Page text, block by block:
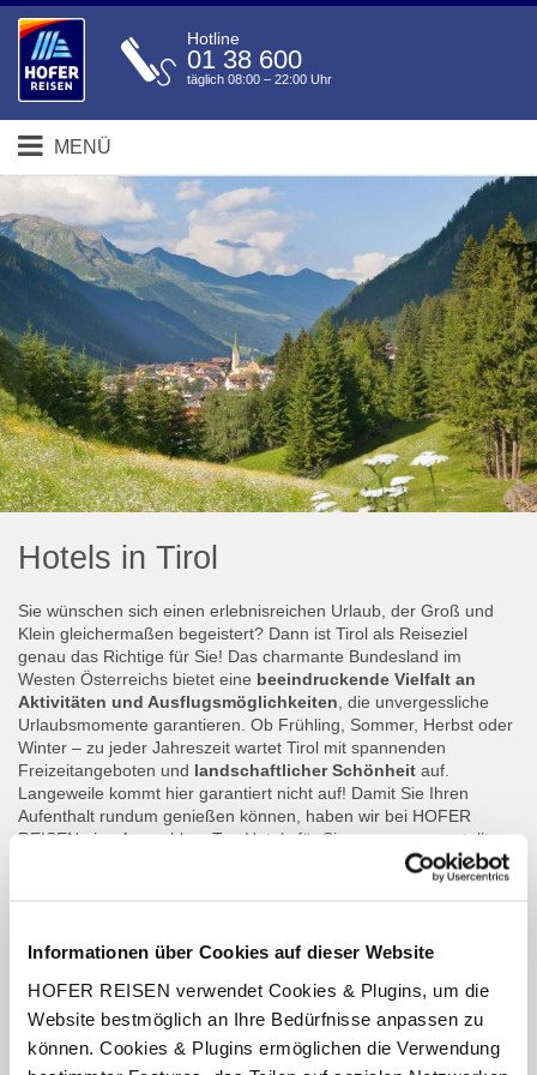
Informationen über Cookies auf dieser Website
HOFER REISEN verwendet Cookies & Plugins, um die
Website bestmöglich an Ihre Bedürfnisse anpassen zu
können. Cookies & Plugins ermöglichen die Verwendung
Hotline
01 38 600
täglich 08:00 – 22:00 Uhr
MENÜ
Hotels in Tirol
Sie wünschen sich einen erlebnisreichen Urlaub, der Groß und
Klein gleichermaßen begeistert? Dann ist Tirol als Reiseziel
genau das Richtige für Sie! Das charmante Bundesland im
Westen Österreichs bietet eine beeindruckende Vielfalt an
Aktivitäten und Ausflugsmöglichkeiten , die unvergessliche
Urlaubsmomente garantieren. Ob Frühling, Sommer, Herbst oder
Winter – zu jeder Jahreszeit wartet Tirol mit spannenden
Freizeitangeboten und landschaftlicher Schönheit auf.
Langeweile kommt hier garantiert nicht auf! Damit Sie Ihren
Aufenthalt rundum genießen können, haben wir bei HOFER
REISEN eine Auswahl an Top Hotels für Sie zusammengestellt.
vom
familienfreundlichen Hotel mit Freizeitprogramm bis hin zur
Lassen Sie sich von der Vielfalt Tirols verzaubern – mit den
Ausgewählte HOFER REISEN